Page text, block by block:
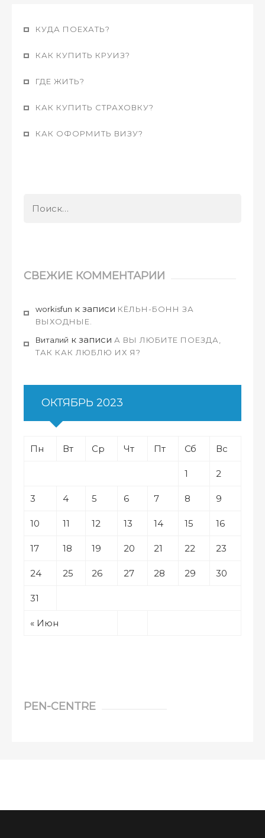
КУДА ПОЕХАТЬ?
КАК КУПИТЬ КРУИЗ?
ГДЕ ЖИТЬ?
КАК КУПИТЬ СТРАХОВКУ?
КАК ОФОРМИТЬ ВИЗУ?
СВЕЖИЕ КОММЕНТАРИИ
workisfun к записи КЁЛЬН-БОНН ЗА
ВЫХОДНЫЕ.
Виталий к записи А ВЫ ЛЮБИТЕ ПОЕЗДА,
ТАК КАК ЛЮБЛЮ ИХ Я?
ОКТЯБРЬ 2023
Пн Вт Ср Чт Пт Сб Вс
« Июн
1 2
3 4 5 6 7 8 9
10 11 12 13 14 15 16
17 18 19 20 21 22 23
24 25 26 27 28 29 30
31
PEN-CENTRE